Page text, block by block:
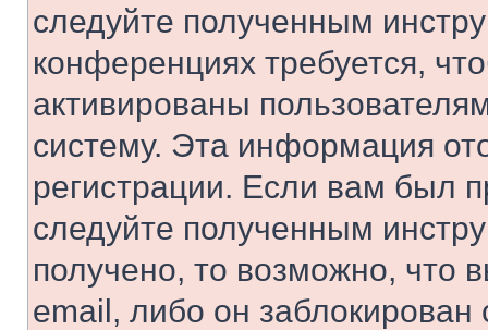
следуйте полученным
конференциях требуется,
активированы
систему. Эта информация
регистрации. Если вам был
следуйте полученным
получено, то возможно, что
email, либо он